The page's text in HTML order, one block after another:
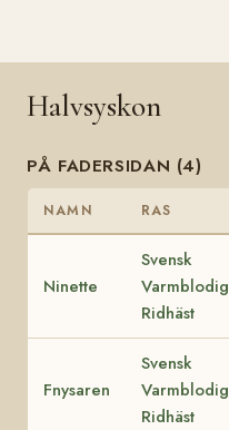
Halvsyskon
PÅ FADERSIDAN (4)
NAMN RAS
Ninette
Svensk
Varmblodig
Ridhäst
Fnysaren
Svensk
Varmblodig
Ridhäst